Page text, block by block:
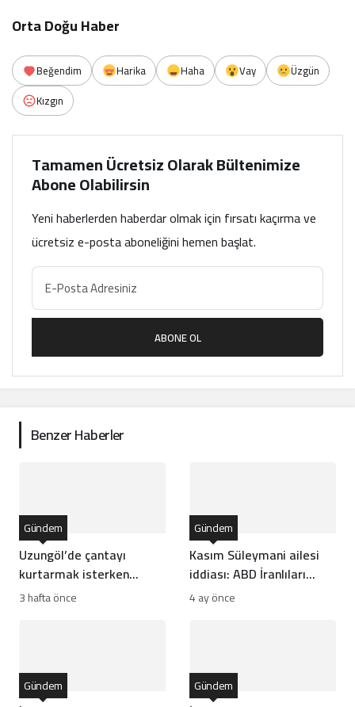
Orta Doğu Haber
Beğendim Harika Haha Vay
Üzgün
Kızgın
Tamamen Ücretsiz Olarak Bültenimize
Abone Olabilirsin
Yeni haberlerden haberdar olmak için fırsatı kaçırma ve
ücretsiz e-posta aboneliğini hemen başlat.
ABONE OL
Benzer Haberler
Uzungöl’de çantayı
kurtarmak isterken
boğularak can verdi
Gündem
3 hafta önce
Kasım Süleymani ailesi
iddiası: ABD İranlıları
hedef mi alıyor?
Gündem
4 ay önce
Gündem Gündem